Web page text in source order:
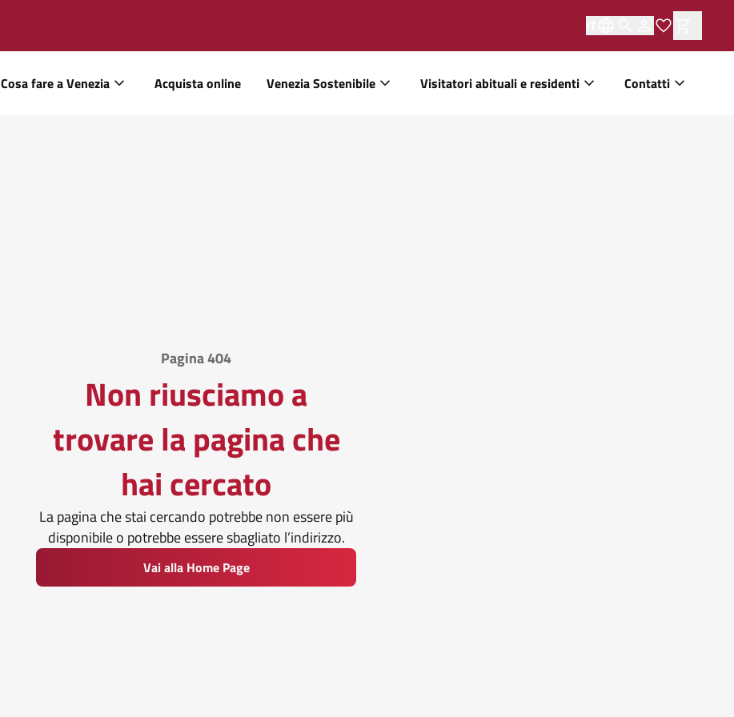
Cosa fare a Venezia Acquista online Venezia Sostenibile Visitatori abituali e residenti Contatti
Pagina 404
Non riusciamo a
trovare la pagina che
hai cercato
La pagina che stai cercando potrebbe non essere più
disponibile o potrebbe essere sbagliato l’indirizzo.
Vai alla Home Page